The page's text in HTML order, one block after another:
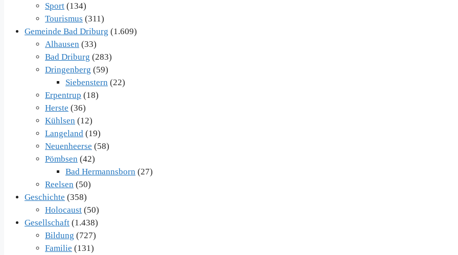
Sport (134)
Tourismus (311)
Gemeinde Bad Driburg (1.609)
Alhausen (33)
Bad Driburg (283)
Dringenberg (59)
Siebenstern (22)
Erpentrup (18)
Herste (36)
Kühlsen (12)
Langeland (19)
Neuenheerse (58)
Pömbsen (42)
Bad Hermannsborn (27)
Reelsen (50)
Geschichte (358)
Holocaust (50)
Gesellschaft (1.438)
Bildung (727)
Familie (131)